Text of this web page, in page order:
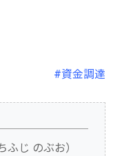
#資金調達
ふじ のぶお）